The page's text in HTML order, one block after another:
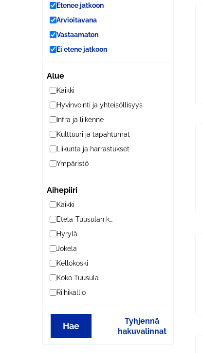
Etenee jatkoon
Arvioitavana
Vastaamaton
Ei etene jatkoon
Alue
Kaikki
Hyvinvointi ja yhteisöllisyys
Infra ja liikenne
Kulttuuri ja tapahtumat
Liikunta ja harrastukset
Ympäristö
Aihepiiri
Kaikki
Etelä-Tuusulan kylät
Hyrylä
Jokela
Kellokoski
Koko Tuusula
Riihikallio
Hae
Tyhjennä
hakuvalinnat